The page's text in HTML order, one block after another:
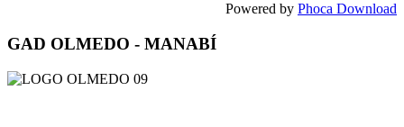
Powered by Phoca Download
GAD OLMEDO - MANABÍ